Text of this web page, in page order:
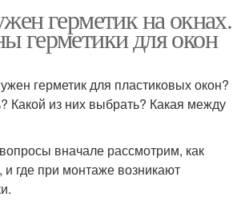
герметик на окнах.
герметики для окон
герметик для пластиковых окон?
Какой из них выбрать? Какая между
вначале рассмотрим, как
и где при монтаже возникают